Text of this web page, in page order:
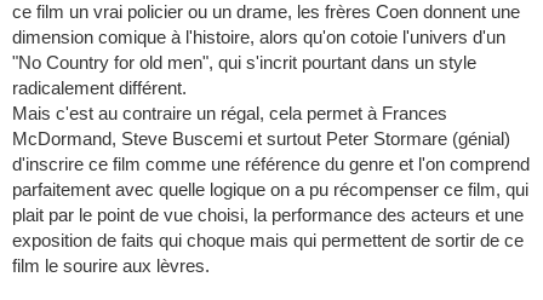
ce film un vrai policier ou un drame, les frères Coen donnent une
dimension comique à l'histoire, alors qu'on cotoie l'univers d'un
"No Country for old men", qui s'incrit pourtant dans un style
radicalement différent.
Mais c'est au contraire un régal, cela permet à Frances
McDormand, Steve Buscemi et surtout Peter Stormare (génial)
d'inscrire ce film comme une référence du genre et l'on comprend
parfaitement avec quelle logique on a pu récompenser ce film, qui
plait par le point de vue choisi, la performance des acteurs et une
exposition de faits qui choque mais qui permettent de sortir de ce
film le sourire aux lèvres.